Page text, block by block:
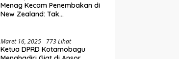
Menag Kecam Penembakan di
New Zealand: Tak
Maret 16, 2025 773 Lihat
Ketua DPRD Kotamobagu